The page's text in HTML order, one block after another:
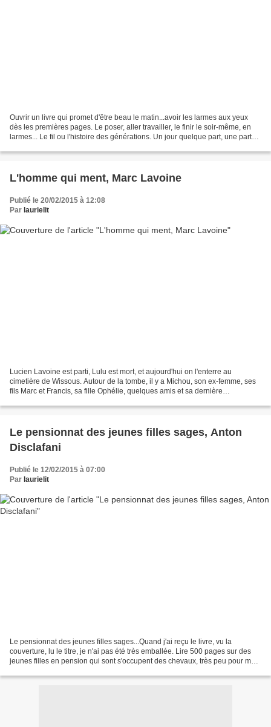
Ouvrir un livre qui promet d'être beau le matin...avoir les larmes aux yeux
dès les premières pages. Le poser, aller travailler, le finir le soir-même, en
larmes... Le fil ou l'histoire des générations. Un jour quelque part, une part
L'homme qui ment, Marc Lavoine
Publié le 20/02/2015 à 12:08
Par laurielit
Lucien Lavoine est parti, Lulu est mort, et aujourd'hui on l'enterre au
cimetière de Wissous. Autour de la tombe, il y a Michou, son ex-femme, ses
fils Marc et Francis, sa fille Ophélie, quelques amis et sa dernière
Le pensionnat des jeunes filles sages, Anton
Disclafani
Publié le 12/02/2015 à 07:00
Par laurielit
Le pensionnat des jeunes filles sages...Quand j'ai reçu le livre, vu la
couverture, lu le titre, je n'ai pas été très emballée. Lire 500 pages sur des
jeunes filles en pension qui sont s'occupent des chevaux, très peu pour moi.